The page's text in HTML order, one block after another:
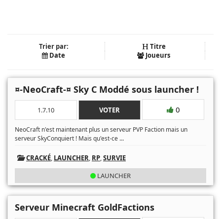
Trier par:
Titre
Date
Joueurs
¤-NeoCraft-¤ Sky C Moddé sous launcher !
1.7.10 VOTER 0
NeoCraft n'est maintenant plus un serveur PVP Faction mais un
serveur SkyConquiert ! Mais qu'est-ce ...
CRACKÉ, LAUNCHER, RP,SURVIE
LAUNCHER
Serveur Minecraft GoldFactions